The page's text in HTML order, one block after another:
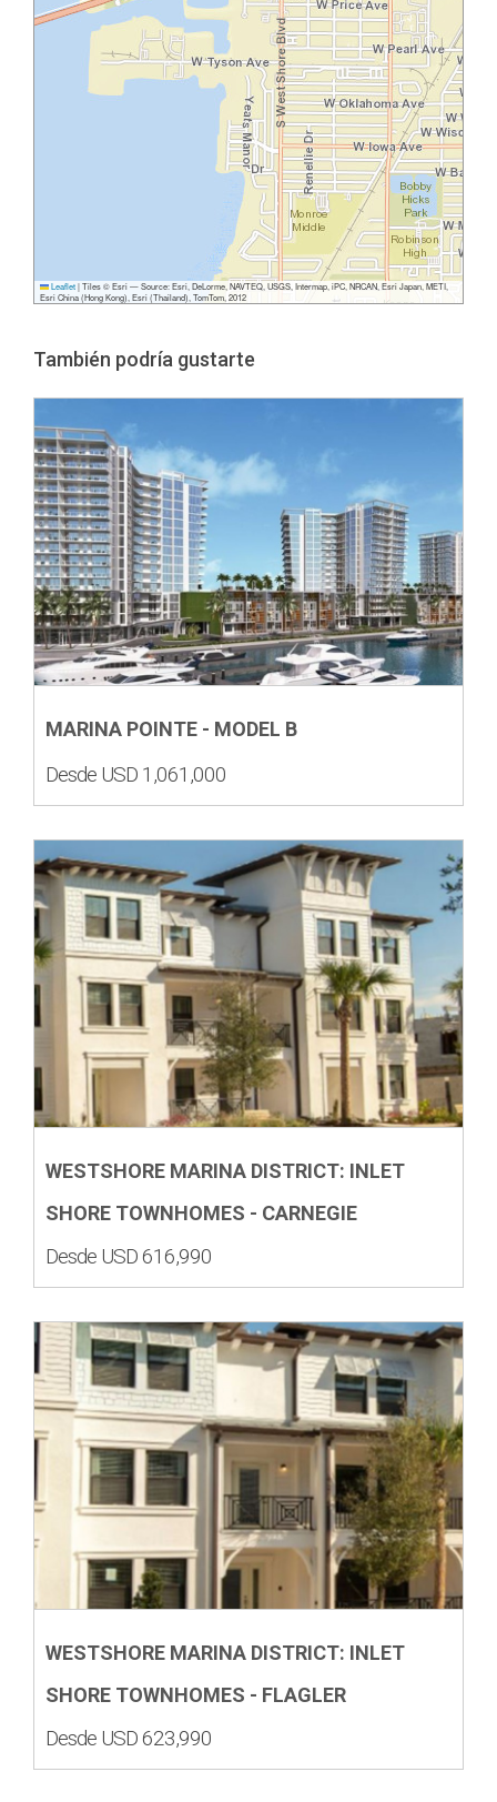
Leaflet |Tiles © Esri — Source: Esri, DeLorme, NAVTEQ, USGS, Intermap, iPC, NRCAN, Esri Japan, METI,
Esri China (Hong Kong), Esri (Thailand), TomTom, 2012
También podría gustarte
MARINA POINTE - MODEL B
Desde USD 1,061,000
WESTSHORE MARINA DISTRICT: INLET
SHORE TOWNHOMES - CARNEGIE
Desde USD 616,990
WESTSHORE MARINA DISTRICT: INLET
SHORE TOWNHOMES - FLAGLER
Desde USD 623,990